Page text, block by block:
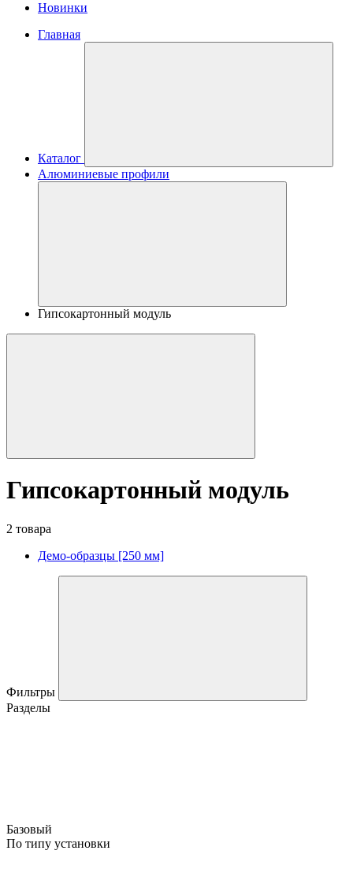
Новинки
Главная
Каталог
Алюминиевые профили
Гипсокартонный модуль
Гипсокартонный модуль
2 товара
Демо-образцы [250 мм]
Фильтры
Разделы
Базовый
По типу установки